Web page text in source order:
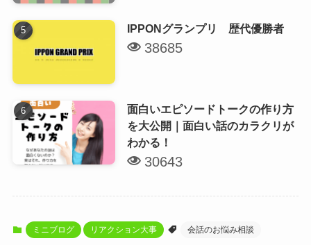
IPPONグランプリ 歴代優勝者
38685
面白いエピソードトークの作り方
を大公開｜面白い話のカラクリが
わかる！
30643
ミニブログ リアクション大事 会話のお悩み相談